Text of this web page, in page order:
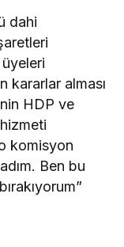
dahi
kararlar alması
HDP ve
komisyon
Ben bu